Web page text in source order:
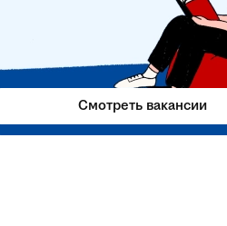
Смотреть вакансии